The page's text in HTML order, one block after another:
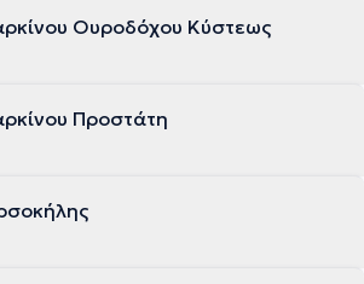
Ουροδόχου Κύστεως
Προστάτη